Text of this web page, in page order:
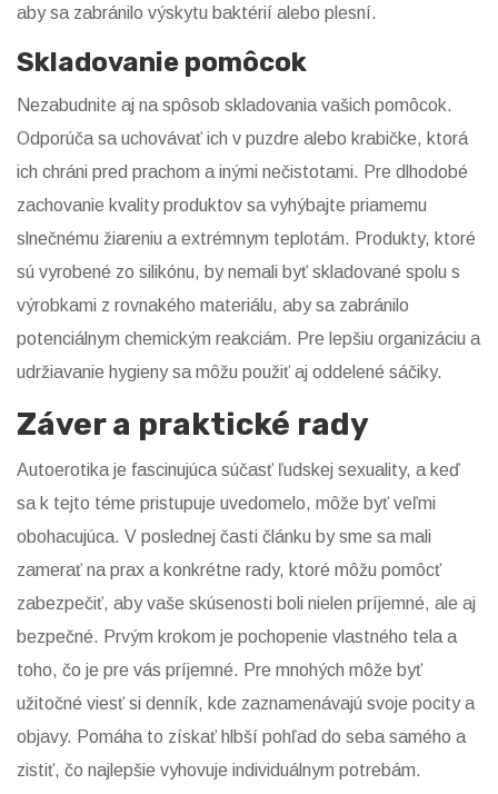
aby sa zabránilo výskytu baktérií alebo plesní.
Skladovanie pomôcok
Nezabudnite aj na spôsob skladovania vašich pomôcok.
Odporúča sa uchovávať ich v puzdre alebo krabičke, ktorá
ich chráni pred prachom a inými nečistotami. Pre dlhodobé
zachovanie kvality produktov sa vyhýbajte priamemu
slnečnému žiareniu a extrémnym teplotám. Produkty, ktoré
sú vyrobené zo silikónu, by nemali byť skladované spolu s
výrobkami z rovnakého materiálu, aby sa zabránilo
potenciálnym chemickým reakciám. Pre lepšiu organizáciu a
udržiavanie hygieny sa môžu použiť aj oddelené sáčiky.
Záver a praktické rady
Autoerotika je fascinujúca súčasť ľudskej sexuality, a keď
sa k tejto téme pristupuje uvedomelo, môže byť veľmi
obohacujúca. V poslednej časti článku by sme sa mali
zamerať na prax a konkrétne rady, ktoré môžu pomôcť
zabezpečiť, aby vaše skúsenosti boli nielen príjemné, ale aj
bezpečné. Prvým krokom je pochopenie vlastného tela a
toho, čo je pre vás príjemné. Pre mnohých môže byť
užitočné viesť si denník, kde zaznamenávajú svoje pocity a
objavy. Pomáha to získať hlbší pohľad do seba samého a
zistiť, čo najlepšie vyhovuje individuálnym potrebám.